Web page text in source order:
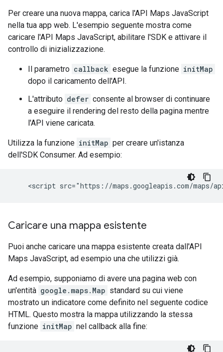
Per creare una nuova mappa, carica l'API Maps JavaScript
nella tua app web. L'esempio seguente mostra come
caricare l'API Maps JavaScript, abilitare l'SDK e attivare il
controllo di inizializzazione.
Il parametro callback esegue la funzione initMap
dopo il caricamento dell'API.
L'attributo defer consente al browser di continuare
a eseguire il rendering del resto della pagina mentre
l'API viene caricata.
Utilizza la funzione initMap per creare un'istanza
dell'SDK Consumer. Ad esempio:
Caricare una mappa esistente
Puoi anche caricare una mappa esistente creata dall'API
Maps JavaScript, ad esempio una che utilizzi già.
Ad esempio, supponiamo di avere una pagina web con
un'entità google.maps.Map standard su cui viene
mostrato un indicatore come definito nel seguente codice
HTML. Questo mostra la mappa utilizzando la stessa
funzione initMap nel callback alla fine: